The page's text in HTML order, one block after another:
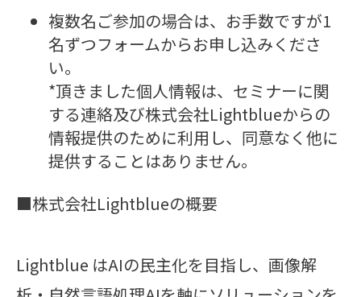
複数名ご参加の場合は、お手数ですが1
名ずつフォームからお申し込みくださ
い。
*頂きました個人情報は、セミナーに関
する連絡及び株式会社Lightblueからの
情報提供のために利用し、同意なく他に
提供することはありません。
■株式会社Lightblueの概要
Lightblue はAIの民主化を目指し、画像解